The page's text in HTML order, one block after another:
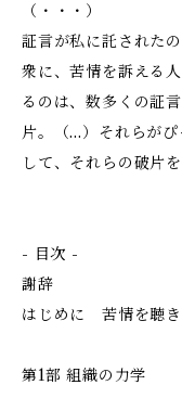
（・・・）
証言が私に託された
衆に、苦情を訴える
るのは、数多くの証
片。（…）それらが
して、それらの破片
- 目次 -
謝辞
はじめに 苦情を聴き
第1部 組織の力学